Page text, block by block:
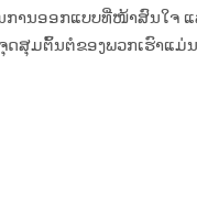
ານອອກແບບທີ່ໜ້າສົນໃຈ ແ
ດສຸມຕົ້ນຕໍຂອງພວກເຮົາແ